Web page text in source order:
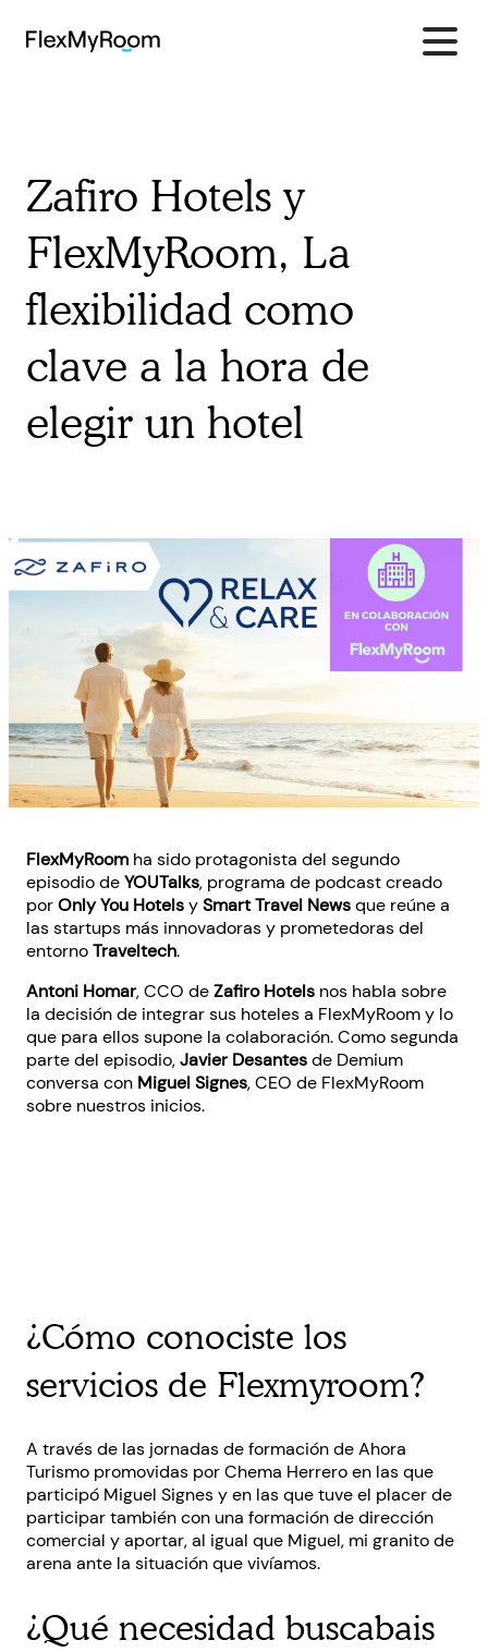
Zafiro Hotels y
FlexMyRoom, La
flexibilidad como
clave a la hora de
elegir un hotel
FlexMyRoom ha sido protagonista del segundo
episodio deYOUTalks, programa de podcast creado
porOnly You HotelsySmart Travel Newsque reúne a
las startups más innovadoras y prometedoras del
entornoTraveltech.
Antoni Homar, CCO deZafiro Hotels nos habla sobre
la decisión de integrar sus hoteles a FlexMyRoom y lo
que para ellos supone la colaboración. Como segunda
parte del episodio,Javier Desantesde Demium
conversa con Miguel Signes, CEO de FlexMyRoom
sobre nuestros inicios.
¿Cómo conociste los
servicios de Flexmyroom?
A través de las jornadas de formación de Ahora
Turismo promovidas por Chema Herrero en las que
participó Miguel Signes y en las que tuve el placer de
participar también con una formación de dirección
comercial y aportar, al igual que Miguel, mi granito de
arena ante la situación que vivíamos.
¿Qué necesidad buscabais